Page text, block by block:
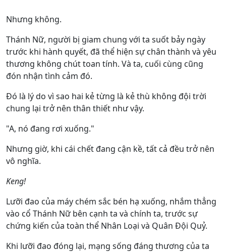
Nhưng không.
Thánh Nữ, người bị giam chung với ta suốt bảy ngày
trước khi hành quyết, đã thể hiện sự chân thành và yêu
thương không chút toan tính. Và ta, cuối cùng cũng
đón nhận tình cảm đó.
Đó là lý do vì sao hai kẻ từng là kẻ thù không đội trời
chung lại trở nên thân thiết như vậy.
"A, nó đang rơi xuống."
Nhưng giờ, khi cái chết đang cận kề, tất cả đều trở nên
vô nghĩa.
Keng!
Lưỡi đao của máy chém sắc bén hạ xuống, nhắm thẳng
vào cổ Thánh Nữ bên cạnh ta và chính ta, trước sự
chứng kiến của toàn thể Nhân Loại và Quân Đội Quỷ.
Khi lưỡi đao đóng lại, mạng sống đáng thương của ta